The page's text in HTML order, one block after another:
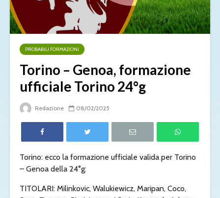
PROBABILI FORMAZIONI
Torino – Genoa, formazione
ufficiale Torino 24°g
Redazione 08/02/2025
Torino: ecco la formazione ufficiale valida per Torino
– Genoa della 24°g:
TITOLARI: Milinkovic, Walukiewicz, Maripan, Coco,